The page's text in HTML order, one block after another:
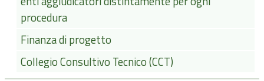
procedura
Finanza di progetto
Collegio Consultivo Tecnico (CCT)